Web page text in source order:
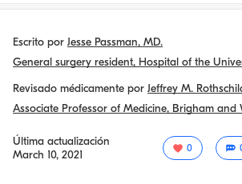
Escrito por Jesse Passman, MD.
General surgery resident, Hospital of the
Revisado médicamente por Jeffrey M.
Associate Professor of Medicine, Brigham and
Última actualización
March 10, 2021
0